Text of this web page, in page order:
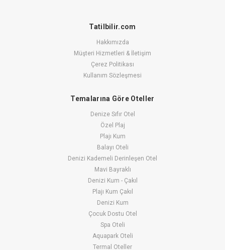
Tatilbilir.com
Hakkımızda
Müşteri Hizmetleri & İletişim
Çerez Politikası
Kullanım Sözleşmesi
Temalarına Göre Oteller
Denize Sıfır Otel
Özel Plaj
Plajı Kum
Balayı Oteli
Denizi Kademeli Derinleşen Otel
Mavi Bayraklı
Denizi Kum - Çakıl
Plajı Kum Çakıl
Denizi Kum
Çocuk Dostu Otel
Spa Oteli
Aquapark Oteli
Termal Oteller